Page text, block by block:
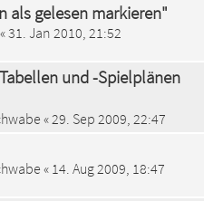
als gelesen markieren"
«31. Jan 2010, 21:52
und -Spielplänen
« 29. Sep 2009, 22:47
« 14. Aug 2009, 18:47